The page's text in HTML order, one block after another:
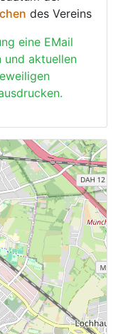
des Vereins
eine EMail
aktuellen